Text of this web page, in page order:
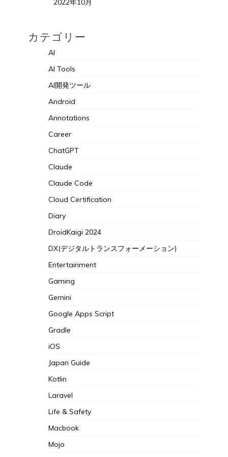
2022年10月
カテゴリー
AI
AI Tools
AI開発ツール
Android
Annotations
Career
ChatGPT
Claude
Claude Code
Cloud Certification
Diary
DroidKaigi 2024
DX(デジタルトランスフォーメーション)
Entertainment
Gaming
Gemini
Google Apps Script
Gradle
iOS
Japan Guide
Kotlin
Laravel
Life & Safety
Macbook
Mojo